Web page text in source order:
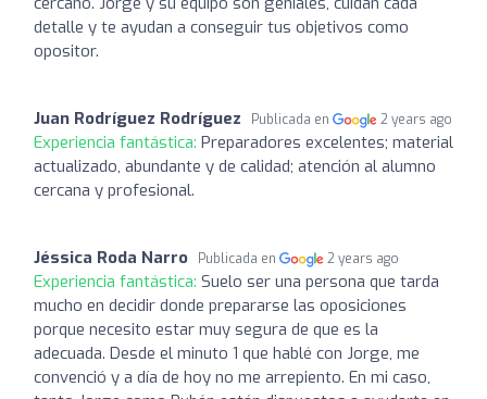
detalle y te ayudan a conseguir tus objetivos como
opositor.
Juan Rodríguez Rodríguez Publicada en 2 years ago
Experiencia fantástica: Preparadores excelentes; material
actualizado, abundante y de calidad; atención al alumno
cercana y profesional.
Jéssica Roda Narro Publicada en 2 years ago
Experiencia fantástica: Suelo ser una persona que tarda
mucho en decidir donde prepararse las oposiciones
porque necesito estar muy segura de que es la
adecuada. Desde el minuto 1 que hablé con Jorge, me
convenció y a día de hoy no me arrepiento. En mi caso,